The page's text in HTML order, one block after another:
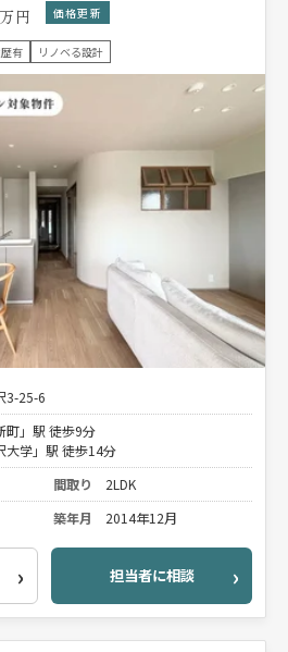
万円 価格更新
有 リノベる設計
3-25-6
町」駅 徒歩9分
大学」駅 徒歩14分
間取り
2LDK
築年月 2014年12月
担当者に相談